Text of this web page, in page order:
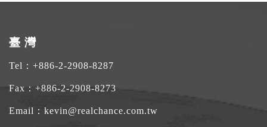
臺 灣
Tel： +886-2-2908-8287
Fax：+886-2-2908-8273
Email： kevin@realchance.com.tw